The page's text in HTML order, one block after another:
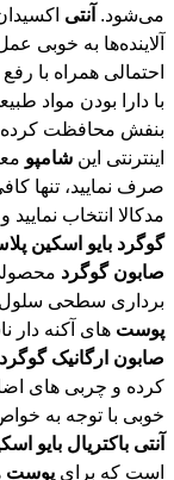
می‌شود. آنتی
احتمالی همراه با رفع
اینترنتی این شامپو
مدکالا انتخاب
گوگرد بایو اسکین
صابون گوگرد
برداری سطحی
پوست های آکنه دار
صابون ارگانیک گوگرد
خوبی با توجه به
آنتی باکتریال بایو
است که برای پوست